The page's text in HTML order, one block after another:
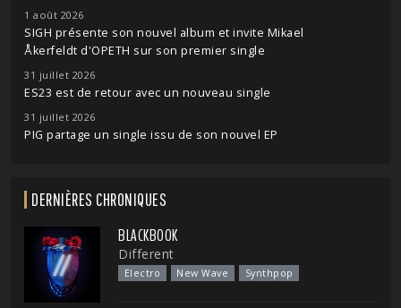
1 août 2026
SIGH présente son nouvel album et invite Mikael
Åkerfeldt d'OPETH sur son premier single
31 juillet 2026
ES23 est de retour avec un nouveau single
31 juillet 2026
PIG partage un single issu de son nouvel EP
DERNIÈRES CHRONIQUES
BLACKBOOK
Different
Electro New Wave Synthpop